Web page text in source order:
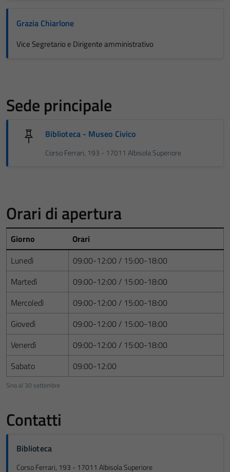
Grazia Chiarlone
Vice Segretario e Dirigente amministrativo
Sede principale
Biblioteca - Museo Civico
Corso Ferrari, 193 - 17011 Albisola Superiore
Orari di apertura
Sino al 30 settembre
Giorno
Orari
Lunedì
09:00-12:00 / 15:00-18:00
Martedì
09:00-12:00 / 15:00-18:00
Mercoledì
09:00-12:00 / 15:00-18:00
Giovedì
09:00-12:00 / 15:00-18:00
Venerdì
09:00-12:00 / 15:00-18:00
Sabato
09:00-12:00
Contatti
Biblioteca
Corso Ferrari, 193 - 17011 Albisola Superiore